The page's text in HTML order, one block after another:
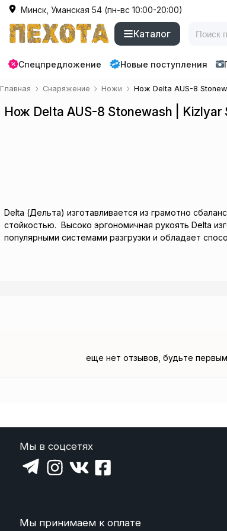
Минск, Уманская 54 (пн-вс 10:00-20:00)
Каталог
Спецпредложение Новые поступления
Главная Снаряжение Ножи Нож Delta AUS-8
Нож Delta AUS-8 Stonewash | Kizlyar
Delta (Дельта) изготавливается из грамотно
стойкостью. Высоко эргономичная рукоять Delta
популярными системами разгрузки и обладает
еще нет отзывов, будьте первым
Мы в соцсетях
Мы принимаем к оплате